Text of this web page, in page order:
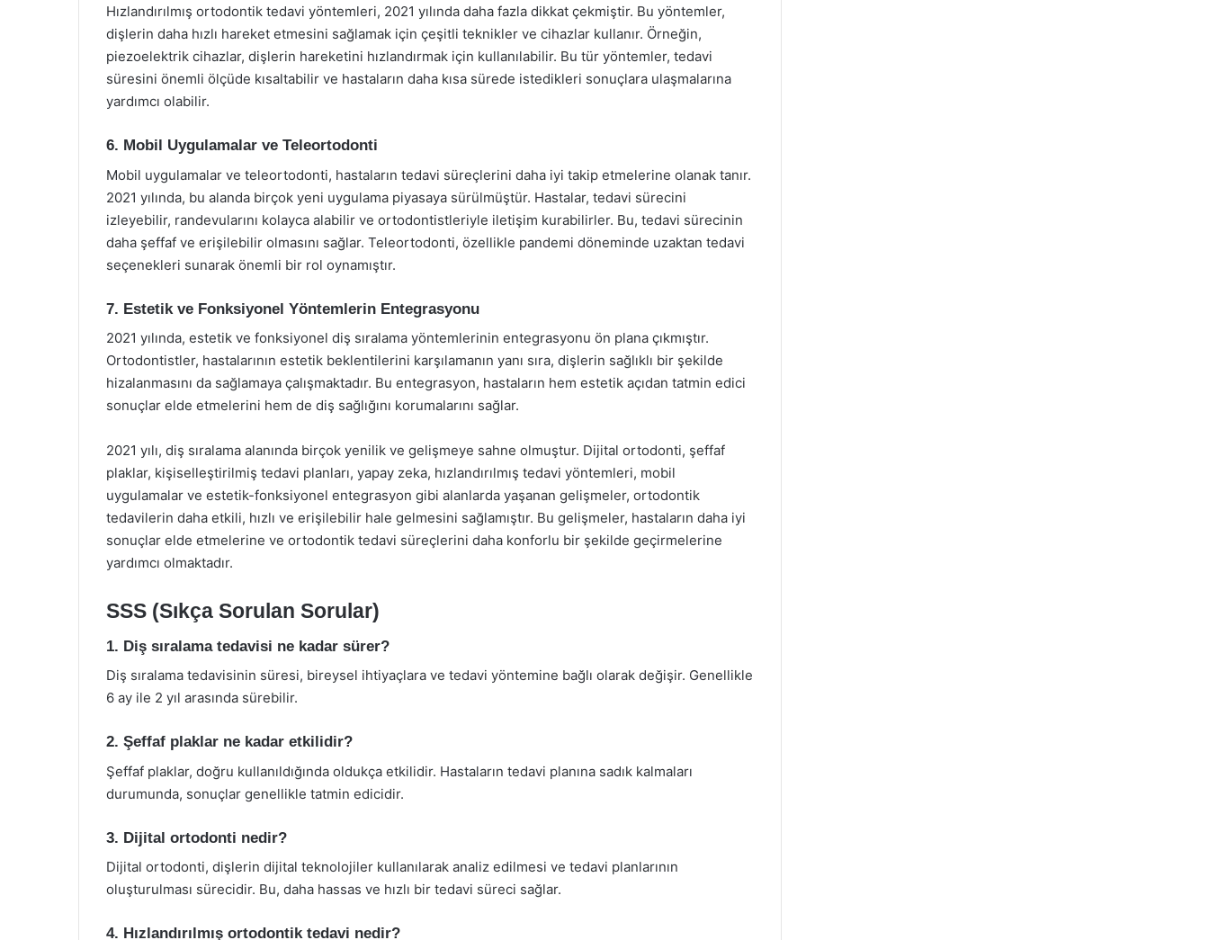
Hızlandırılmış ortodontik tedavi yöntemleri, 2021 yılında daha fazla dikkat çekmiştir. Bu yöntemler,
dişlerin daha hızlı hareket etmesini sağlamak için çeşitli teknikler ve cihazlar kullanır. Örneğin,
piezoelektrik cihazlar, dişlerin hareketini hızlandırmak için kullanılabilir. Bu tür yöntemler, tedavi
süresini önemli ölçüde kısaltabilir ve hastaların daha kısa sürede istedikleri sonuçlara ulaşmalarına
yardımcı olabilir.
6. Mobil Uygulamalar ve Teleortodonti
Mobil uygulamalar ve teleortodonti, hastaların tedavi süreçlerini daha iyi takip etmelerine olanak tanır.
2021 yılında, bu alanda birçok yeni uygulama piyasaya sürülmüştür. Hastalar, tedavi sürecini
izleyebilir, randevularını kolayca alabilir ve ortodontistleriyle iletişim kurabilirler. Bu, tedavi sürecinin
daha şeffaf ve erişilebilir olmasını sağlar. Teleortodonti, özellikle pandemi döneminde uzaktan tedavi
seçenekleri sunarak önemli bir rol oynamıştır.
7. Estetik ve Fonksiyonel Yöntemlerin Entegrasyonu
2021 yılında, estetik ve fonksiyonel diş sıralama yöntemlerinin entegrasyonu ön plana çıkmıştır.
Ortodontistler, hastalarının estetik beklentilerini karşılamanın yanı sıra, dişlerin sağlıklı bir şekilde
hizalanmasını da sağlamaya çalışmaktadır. Bu entegrasyon, hastaların hem estetik açıdan tatmin edici
sonuçlar elde etmelerini hem de diş sağlığını korumalarını sağlar.
2021 yılı, diş sıralama alanında birçok yenilik ve gelişmeye sahne olmuştur. Dijital ortodonti, şeffaf
plaklar, kişiselleştirilmiş tedavi planları, yapay zeka, hızlandırılmış tedavi yöntemleri, mobil
uygulamalar ve estetik-fonksiyonel entegrasyon gibi alanlarda yaşanan gelişmeler, ortodontik
tedavilerin daha etkili, hızlı ve erişilebilir hale gelmesini sağlamıştır. Bu gelişmeler, hastaların daha iyi
sonuçlar elde etmelerine ve ortodontik tedavi süreçlerini daha konforlu bir şekilde geçirmelerine
yardımcı olmaktadır.
SSS (Sıkça Sorulan Sorular)
1. Diş sıralama tedavisi ne kadar sürer?
Diş sıralama tedavisinin süresi, bireysel ihtiyaçlara ve tedavi yöntemine bağlı olarak değişir. Genellikle
6 ay ile 2 yıl arasında sürebilir.
2. Şeffaf plaklar ne kadar etkilidir?
Şeffaf plaklar, doğru kullanıldığında oldukça etkilidir. Hastaların tedavi planına sadık kalmaları
durumunda, sonuçlar genellikle tatmin edicidir.
3. Dijital ortodonti nedir?
Dijital ortodonti, dişlerin dijital teknolojiler kullanılarak analiz edilmesi ve tedavi planlarının
oluşturulması sürecidir. Bu, daha hassas ve hızlı bir tedavi süreci sağlar.
4. Hızlandırılmış ortodontik tedavi nedir?